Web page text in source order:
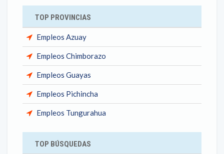
TOP PROVINCIAS
Empleos Azuay
Empleos Chimborazo
Empleos Guayas
Empleos Pichincha
Empleos Tungurahua
TOP BÚSQUEDAS